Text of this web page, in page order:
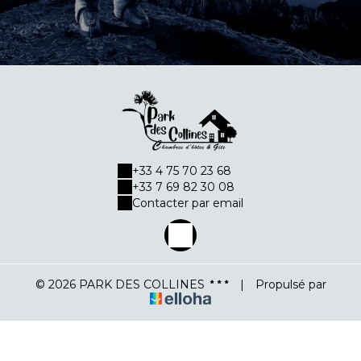
+33 4 75 70 23 68
+33 7 69 82 30 08
Contacter par email
© 2026 PARK DES COLLINES | Propulsé par